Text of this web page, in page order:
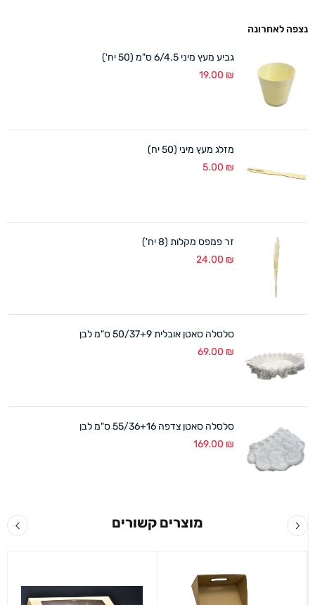
נצפה לאחרונה
גביע מעץ מיני 6/4.5 ס"מ (50 יח')
19.00 ₪
מזלג מעץ מיני (50 יח)
5.00 ₪
זר פמפס מקלות (8 יח')
24.00 ₪
סלסלה סאטן אובלית 50/37+9 ס"מ לבן
69.00 ₪
סלסלה סאטן צדפה 55/36+16 ס"מ לבן
169.00 ₪
מוצרים קשורים